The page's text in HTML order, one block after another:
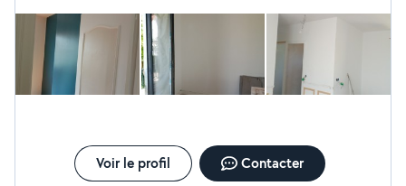
Voir le profil Contacter